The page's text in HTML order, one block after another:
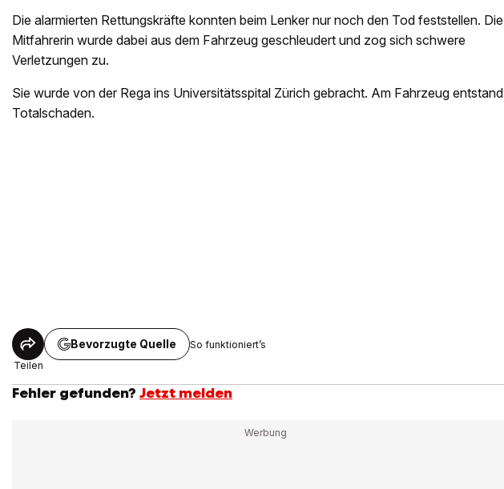
Die alarmierten Rettungskräfte konnten beim Lenker nur noch den Tod feststellen. Die
Mitfahrerin wurde dabei aus dem Fahrzeug geschleudert und zog sich schwere
Verletzungen zu.
Sie wurde von der Rega ins Universitätsspital Zürich gebracht. Am Fahrzeug entstand
Totalschaden.
Teilen
Bevorzugte Quelle So funktioniert’s
Fehler gefunden? Jetzt melden